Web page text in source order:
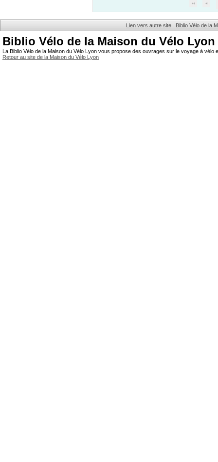
Lien vers autre site Biblio Vélo de la
Biblio Vélo de la Maison du Vélo Lyon
La Biblio Vélo de la Maison du Vélo Lyon vous propose des ouvrages sur le voyage à
Retour au site de la Maison du Vélo Lyon